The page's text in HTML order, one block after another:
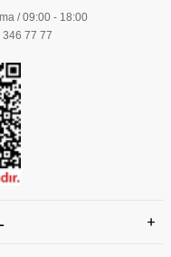
/ 09:00 - 18:00
346 77 77